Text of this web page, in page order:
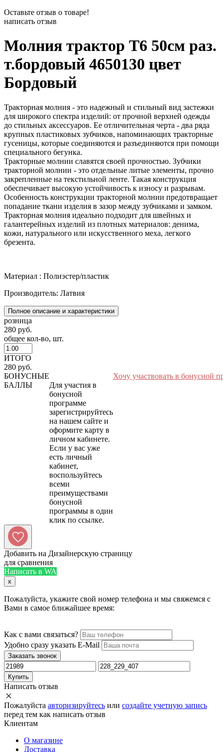
Оставьте отзыв о товаре!
написать отзыв
Молния трактор Т6 50см раз.
т.бордовый 4650130 цвет
Бордовый
Тракторная молния - это надежный и стильный вид застежки
для широкого спектра изделий: от прочной верхней одежды
до стильных аксессуаров. Ее отличительная черта - два ряда
крупных пластиковых зубчиков, напоминающих тракторные
гусеницы, которые соединяются и разъединяются при помощи
специального бегунка.
Тракторные молнии славятся своей прочностью. Зубчики
тракторной молнии - это отдельные литые элементы, прочно
закрепленные на текстильной ленте. Такая конструкция
обеспечивает высокую устойчивость к износу и разрывам.
Особенность конструкции тракторной молнии предотвращает
попадание ткани изделия в зазор между зубчиками и замком.
Тракторная молния идеально подходит для швейных и
галантерейных изделий из плотных материалов: денима,
кожи, натурального или искусственного меха, легкого
брезента.
Материал : Полиэстер/пластик
Производитель: Латвия
Полное описание и характеристики
розница
280 руб.
общее кол-во, шт.
ИТОГО
280 руб.
БОНУСНЫЕ
БАЛЛЫ
Для участия в
бонусной
программе
зарегистрируйтесь
на нашем сайте и
оформите карту в
личном кабинете.
Если у вас уже
есть личный
кабинет,
воспользуйтесь
всеми
преимуществами
бонусной
программы в один
Хочу участвовать в бонусной
Добавить на Дизайнерскую страницу
для сравнения
Написать в WA
x
Пожалуйста, укажите свой номер телефона и мы свяжемся с
Вами в самое ближайшее время:
Как с вами связаться?
Удобно сразу указать E-Mail
Заказать звонок
Купить
Написать отзыв
Пожалуйста авторизируйтесь или создайте учетную запись
перед тем как написать отзыв
Клиентам
О магазине
Доставка